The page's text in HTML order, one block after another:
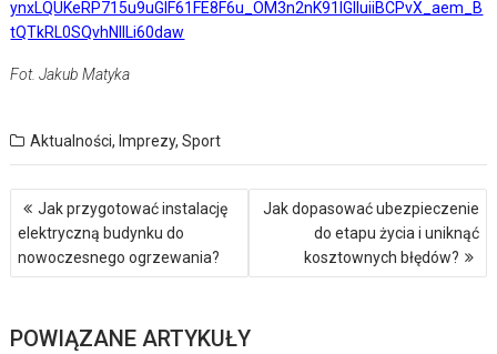
ynxLQUKeRP715u9uGIF61FE8F6u_OM3n2nK91IGIIuiiBCPvX_aem_B
tQTkRL0SQvhNIILi60daw
Fot. Jakub Matyka
Aktualności, Imprezy,Sport
Nawigacja
wpisu
Jak przygotować instalację
elektryczną budynku do
nowoczesnego ogrzewania?
Jak dopasować ubezpieczenie
do etapu życia i uniknąć
kosztownych błędów?
POWIĄZANE ARTYKUŁY